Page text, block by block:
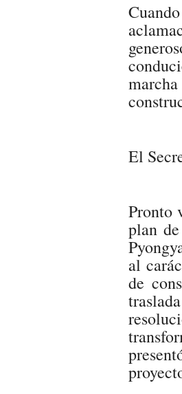
El
Pronto
plan
al
de